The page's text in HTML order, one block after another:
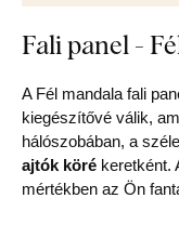
Fali panel -
A Fél mandala fali
kiegészítővé válik,
hálószobában, a
ajtók köré keretként.
mértékben az Ön